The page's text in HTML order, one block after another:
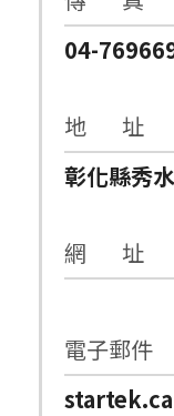
04-
地 址
彰化縣秀
網 址
電子郵件